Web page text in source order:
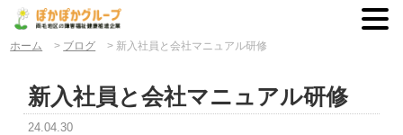
ホーム > ブログ > 新入社員と会社マニュアル研修
新入社員と会社マニュアル研修
24.04.30